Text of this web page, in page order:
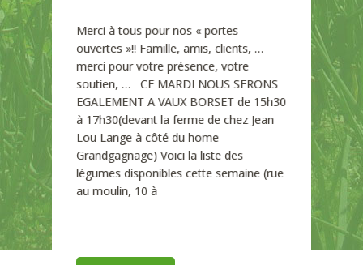
Merci à tous pour nos « portes
ouvertes »!! Famille, amis, clients, …
merci pour votre présence, votre
soutien, … CE MARDI NOUS SERONS
EGALEMENT A VAUX BORSET de 15h30
à 17h30(devant la ferme de chez Jean
Lou Lange à côté du home
Grandgagnage) Voici la liste des
légumes disponibles cette semaine (rue
au moulin, 10 à